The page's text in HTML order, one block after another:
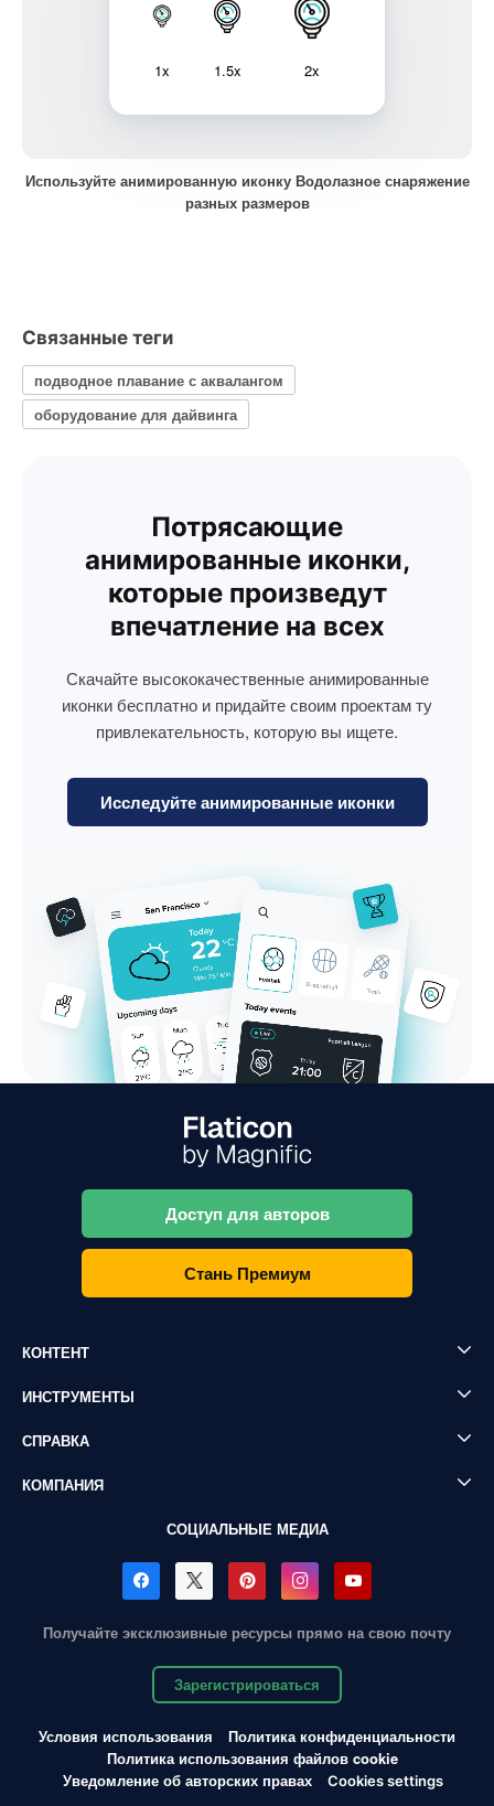
1x 1.5x 2x
Используйте анимированную иконку Водолазное снаряжение
разных размеров
Связанные теги
подводное плавание с аквалангом
оборудование для дайвинга
Потрясающие
анимированные иконки,
которые произведут
впечатление на всех
Скачайте высококачественные анимированные
иконки бесплатно и придайте своим проектам ту
привлекательность, которую вы ищете.
Исследуйте анимированные иконки
Доступ для авторов
Стань Премиум
КОНТЕНТ
ИНСТРУМЕНТЫ
СПРАВКА
КОМПАНИЯ
СОЦИАЛЬНЫЕ МЕДИА
Получайте эксклюзивные ресурсы прямо на свою почту
Зарегистрироваться
Условия использования
Политика конфиденциальности
Политика использования файлов cookie
Уведомление об авторских правах
Cookies settings